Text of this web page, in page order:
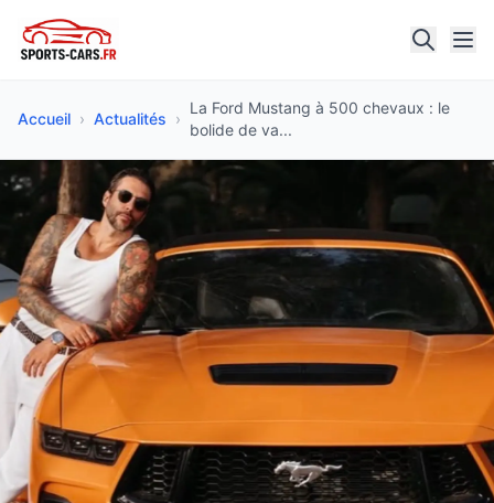
Accueil › Actualités ›
La Ford Mustang à 500 chevaux : le
bolide de va...